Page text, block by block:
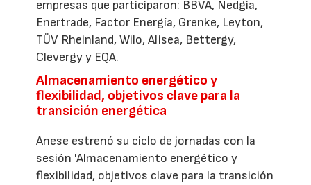
empresas que participaron: BBVA, Nedgia,
Enertrade, Factor Energía, Grenke, Leyton,
TÜV Rheinland, Wilo, Alisea, Bettergy,
Clevergy y EQA.
Almacenamiento energético y
flexibilidad, objetivos clave para la
transición energética
Anese estrenó su ciclo de jornadas con la
sesión 'Almacenamiento energético y
flexibilidad, objetivos clave para la transición